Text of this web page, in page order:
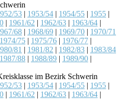
53 | 1953/54 | 1954/55 | 1955 |
| 1961/62 | 1962/63 | 1963/64 |
68 | 1968/69 | 1969/70 | 1970/71
1974/75 | 1975/76 | 1976/77 |
81 | 1981/82 | 1982/83 | 1983/84
1987/88 | 1988/89 | 1989/90 |
im Bezirk Schwerin
53 | 1953/54 | 1954/55 | 1955 |
| 1961/62 | 1962/63 | 1963/64 |